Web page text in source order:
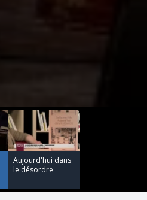
Aujourd'hui dans
le désordre